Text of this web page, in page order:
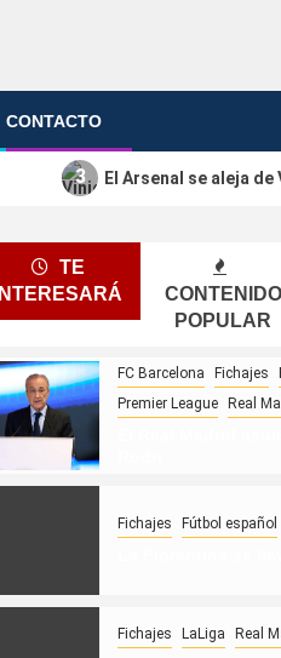
CONTACTO
3 El Arsenal se aleja
TE
INTERESARÁ
CONTENIDO
POPULAR
FC Barcelona Fichajes
Premier League
Real
Fichajes Fútbol español
Fichajes LaLiga Real